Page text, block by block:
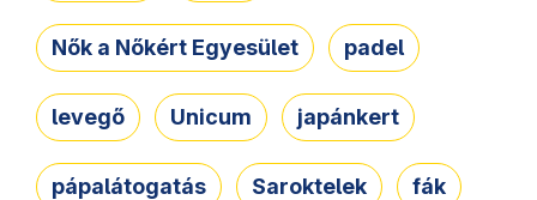
Nők a Nőkért Egyesület padel
levegő Unicum japánkert
pápalátogatás Saroktelek fák